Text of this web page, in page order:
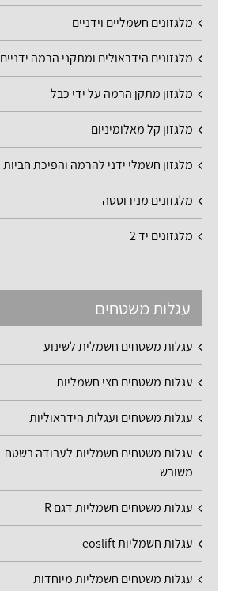
מלגזונים חשמליים וידניים
מלגזונים הידראולים ומתקני הרמה ידניים
מלגזון מתקן הרמה על ידי כבל
מלגזון קל מאלומיניום
מלגזון חשמלי ידני להרמה והפיכת חביות
מלגזונים מנירוסטה
מלגזונים יד 2
עגלות משטחים
עגלות משטחים חשמלית לשינוע
עגלות משטחים חצי חשמליות
עגלות משטחים ועגלות הידראוליות
עגלות משטחים חשמליות לעבודה בשטח
משובש
עגלות משטחים חשמליות דגם R
עגלות חשמליות eoslift
עגלות משטחים חשמליות מיוחדות